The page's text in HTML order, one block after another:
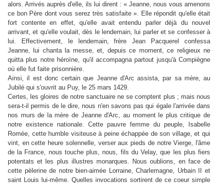
alors. Arrivés auprès d'elle, ils lui dirent : « Jeanne, nous vous amenons
ce bon Père dont vous serez très satisfaite ». Elle répondit qu'elle était
fort contente en effet, qu'elle avait entendu parler déjà du nouvel
arrivant, et qu'elle voulait, dès le lendemain, lui parler et se confesser à
lui. Effectivement, le lendemain, frère Jean Pacquerel confessa
Jeanne, lui chanta la messe, et, depuis ce moment, ce religieux ne
quitta plus notre héroïne, qu'il accompagna partout jusqu'à Compiègne
où elle fut faite prisonnière.
Ainsi, il est donc certain que Jeanne d'Arc assista, par sa mère, au
Jubilé qui s'ouvrit au Puy, le 25 mars 1429.
Certes, les gloires de notre sanctuaire ne se comptent plus ; mais nous
sera-t-il permis de le dire, nous n'en savons pas qui égale l'arrivée dans
nos murs de la mère de Jeanne d'Arc, au moment le plus critique de
notre existence nationale. Cette pauvre femme du peuple, Isabelle
Romée, cette humble visiteuse à peine échappée de son village, et qui
vint, en cette heure solennelle, verser aux pieds de notre Vierge, l'âme
de la France, nous touche plus, nous, fils du Velay, que les plus fiers
potentats et les plus illustres monarques. Nous oublions, en face de
cette pèlerine de notre bien-aimée Lorraine, Charlemagne, Urbain II et
saint Louis lui-même. Quelles invocations sortirent de ce coeur simple